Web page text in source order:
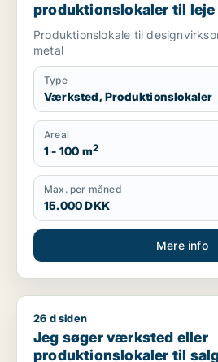
produktionslokaler til leje
Vesterbro eller
Produktionslokale til
metal
Type
Værksted, Produktionslokaler
Areal
1 - 100 m2
Max. per måned
15.000 DKK
Mere info
Jeg søger værksted eller
26 d siden
Jeg søger værksted eller
produktionslokaler til